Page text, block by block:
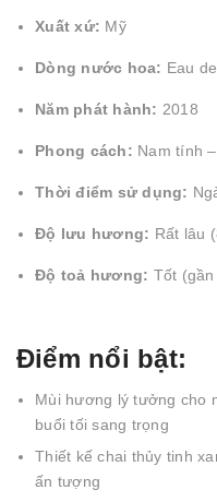
Xuất xứ: Mỹ
Dòng nước hoa: Eau
Năm phát hành: 2018
Phong cách: Nam tính
Thời điểm sử dụng:
Độ lưu hương: Rất lâu
Độ toả hương: Tốt
Điểm nổi bật:
Mùi hương lý tưởng cho
buổi tối sang trọng
Thiết kế chai thủy tinh
ấn tượng